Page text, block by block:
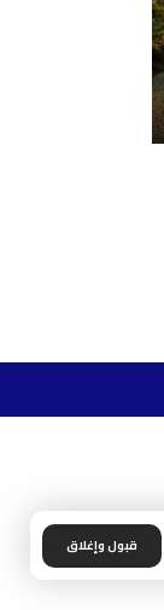
قبول وإغلاق